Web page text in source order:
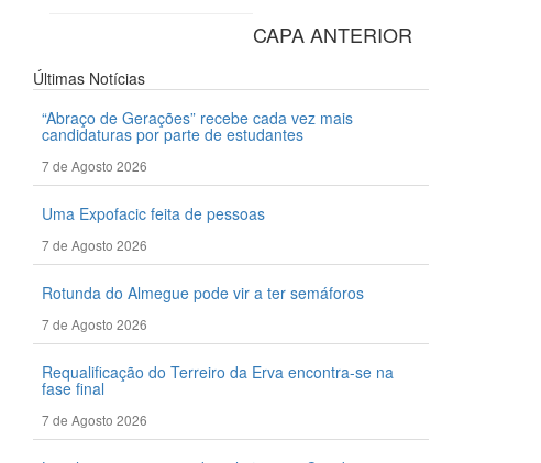
CAPA ANTERIOR
Últimas Notícias
“Abraço de Gerações” recebe cada vez mais
candidaturas por parte de estudantes
7 de Agosto 2026
Uma Expofacic feita de pessoas
7 de Agosto 2026
Rotunda do Almegue pode vir a ter semáforos
7 de Agosto 2026
Requalificação do Terreiro da Erva encontra-se na
fase final
7 de Agosto 2026